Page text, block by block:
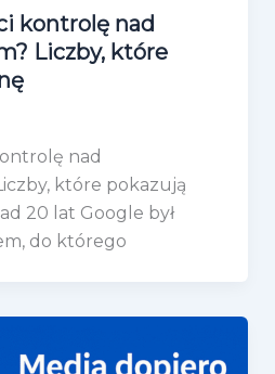
kontrolę nad
Liczby, które
nad
które pokazują
20 lat Google był
do którego